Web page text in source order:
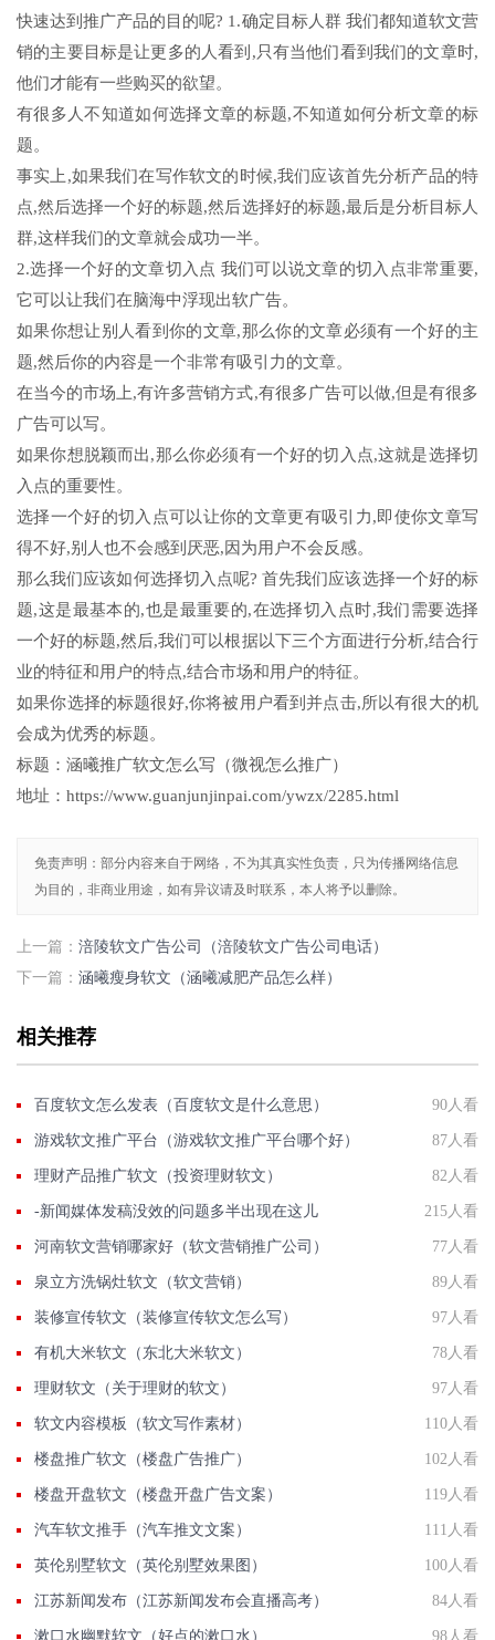
快速达到推广产品的目的呢? 1.确定目标人群 我们都知道软文营
销的主要目标是让更多的人看到,只有当他们看到我们的文章时,
他们才能有一些购买的欲望。
有很多人不知道如何选择文章的标题,不知道如何分析文章的标
题。
事实上,如果我们在写作软文的时候,我们应该首先分析产品的特
点,然后选择一个好的标题,然后选择好的标题,最后是分析目标人
群,这样我们的文章就会成功一半。
2.选择一个好的文章切入点 我们可以说文章的切入点非常重要,
它可以让我们在脑海中浮现出软广告。
如果你想让别人看到你的文章,那么你的文章必须有一个好的主
题,然后你的内容是一个非常有吸引力的文章。
在当今的市场上,有许多营销方式,有很多广告可以做,但是有很多
广告可以写。
如果你想脱颖而出,那么你必须有一个好的切入点,这就是选择切
入点的重要性。
选择一个好的切入点可以让你的文章更有吸引力,即使你文章写
得不好,别人也不会感到厌恶,因为用户不会反感。
那么我们应该如何选择切入点呢? 首先我们应该选择一个好的标
题,这是最基本的,也是最重要的,在选择切入点时,我们需要选择
一个好的标题,然后,我们可以根据以下三个方面进行分析,结合行
业的特征和用户的特点,结合市场和用户的特征。
如果你选择的标题很好,你将被用户看到并点击,所以有很大的机
会成为优秀的标题。
标题：涵曦推广软文怎么写（微视怎么推广）
地址：https://www.guanjunjinpai.com/ywzx/2285.html
免责声明：部分内容来自于网络，不为其真实性负责，只为传播网络信息
为目的，非商业用途，如有异议请及时联系，本人将予以删除。
上一篇： 涪陵软文广告公司（涪陵软文广告公司电话）
下一篇： 涵曦瘦身软文（涵曦减肥产品怎么样）
相关推荐
百度软文怎么发表（百度软文是什么意思） 90人看
游戏软文推广平台（游戏软文推广平台哪个好） 87人看
理财产品推广软文（投资理财软文） 82人看
-新闻媒体发稿没效的问题多半出现在这儿 215人看
河南软文营销哪家好（软文营销推广公司） 77人看
泉立方洗锅灶软文（软文营销） 89人看
装修宣传软文（装修宣传软文怎么写） 97人看
有机大米软文（东北大米软文） 78人看
理财软文（关于理财的软文） 97人看
软文内容模板（软文写作素材） 110人看
楼盘推广软文（楼盘广告推广） 102人看
楼盘开盘软文（楼盘开盘广告文案） 119人看
汽车软文推手（汽车推文文案） 111人看
英伦别墅软文（英伦别墅效果图） 100人看
江苏新闻发布（江苏新闻发布会直播高考） 84人看
漱口水幽默软文（好点的漱口水） 98人看